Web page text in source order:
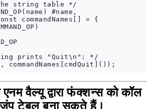
string table */
#name,
commandNames[] = {
prints "Quit\n": */
वैल्यू द्वारा फंक्शन्स को कॉल
टेबल बना सकते हैं।